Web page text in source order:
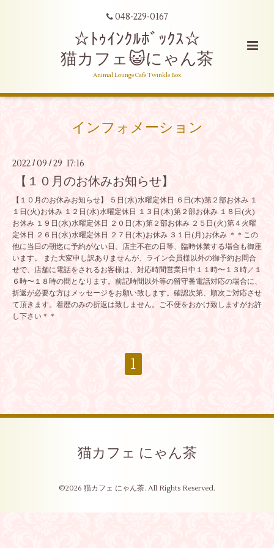
048-229-0167
☆ﾄｩｲﾝｸﾙﾎﾞｯｸｽ☆
猫カフェ😺にゃん茶
Animal Lounge Cafe Twinkle Box
インフォメーション
2022 / 09 / 29 17:16
【１０月のお休みお知らせ】
【１０月のお休みお知らせ】 ５日(水)水曜定休日 ６日(木)第２部お休み １
１日(火)お休み １２日(水)水曜定休日 １３日(木)第２部お休み １８日(火)
お休み １９日(水)水曜定休日 ２０日(木)第２部お休み ２５日(火)第４火曜
定休日 ２６日(水)水曜定休日 ２７日(木)お休み ３１日(月)お休み ＊＊この
他に当日の朝迄に予約がない日、店主不在の日等、臨時休業する場合も御座
います。 また大変申し訳ありませんが、ライン会員様以外の御予約お問合
せで、店舗に電話をされるお客様は、対応時間営業日中１１時〜１３時／１
６時〜１８時の間となります。前記時間以外等の留守番電話対応の場合に、
折返が必要な方はメッセージをお願い致します。確認次第、順次ご対応させ
て頂きます。着歴のみの折返は致しません。ご不便をおかけ致しますがお許
し下さい＊＊
1
猫カフェ にゃん茶
©2026 猫カフェ にゃん茶. All Rights Reserved.